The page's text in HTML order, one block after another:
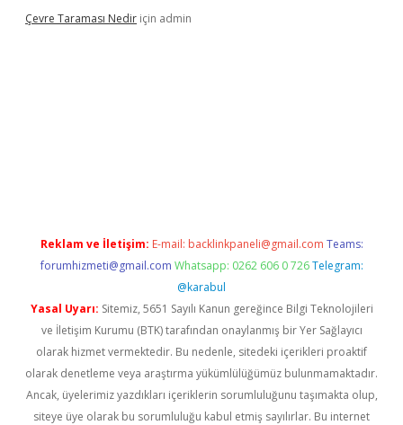
Çevre Taraması Nedir için admin
Reklam ve İletişim: E-mail: backlinkpaneli@gmail.com Teams:
forumhizmeti@gmail.com Whatsapp: 0262 606 0 726 Telegram:
@karabul
Yasal Uyarı: Sitemiz, 5651 Sayılı Kanun gereğince Bilgi Teknolojileri
ve İletişim Kurumu (BTK) tarafından onaylanmış bir Yer Sağlayıcı
olarak hizmet vermektedir. Bu nedenle, sitedeki içerikleri proaktif
olarak denetleme veya araştırma yükümlülüğümüz bulunmamaktadır.
Ancak, üyelerimiz yazdıkları içeriklerin sorumluluğunu taşımakta olup,
siteye üye olarak bu sorumluluğu kabul etmiş sayılırlar. Bu internet